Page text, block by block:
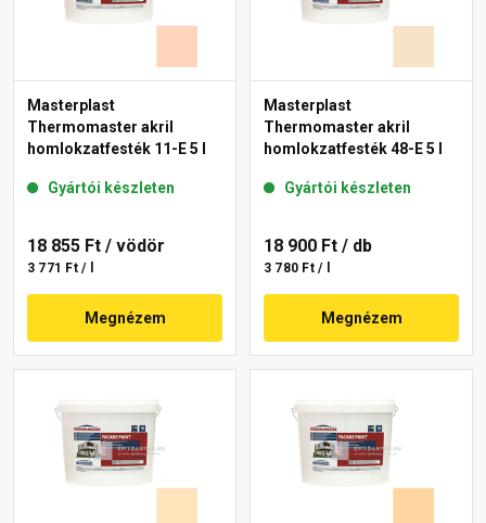
Masterplast
Thermomaster akril
homlokzatfesték 11-E 5 l
Gyártói készleten
18 855 Ft / vödör
3 771 Ft / l
Megnézem
Masterplast
Thermomaster akril
homlokzatfesték 48-E 5 l
Gyártói készleten
18 900 Ft / db
3 780 Ft / l
Megnézem